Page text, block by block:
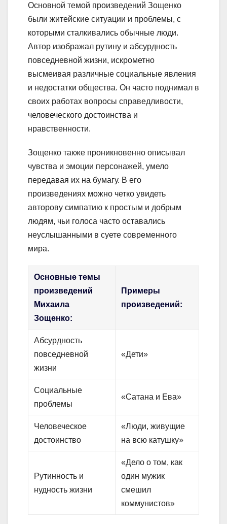
Основной темой произведений Зощенко
были житейские ситуации и проблемы, с
которыми сталкивались обычные люди.
Автор изображал рутину и абсурдность
повседневной жизни, искрометно
высмеивая различные социальные явления
и недостатки общества. Он часто поднимал в
своих работах вопросы справедливости,
человеческого достоинства и
нравственности.
Зощенко также проникновенно описывал
чувства и эмоции персонажей, умело
передавая их на бумагу. В его
произведениях можно четко увидеть
авторову симпатию к простым и добрым
людям, чьи голоса часто оставались
неуслышанными в суете современного
мира.
Основные темы
произведений
Михаила
Зощенко:
Примеры
произведений:
Абсурдность
повседневной
жизни
«Дети»
Социальные
проблемы
«Сатана и Ева»
Человеческое
достоинство
«Люди, живущие
на всю катушку»
Рутинность и
нудность жизни
«Дело о том, как
один мужик
смешил
коммунистов»